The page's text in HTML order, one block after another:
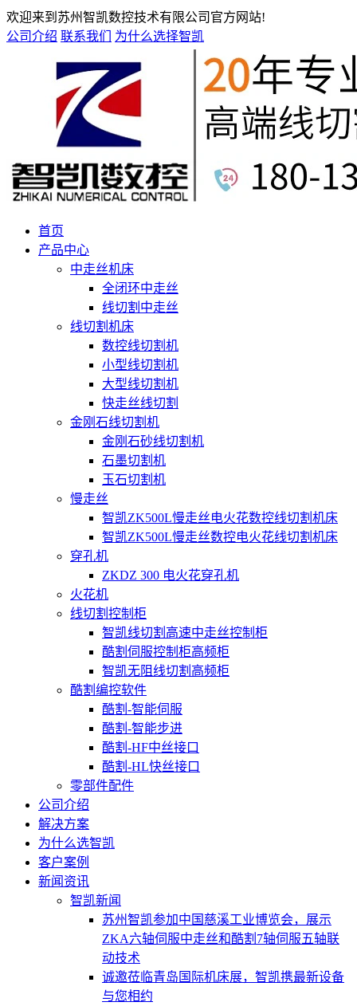
欢迎来到苏州智凯数控技术有限公司官方网站!
公司介绍 联系我们 为什么选择智凯
首页
产品中心
中走丝机床
全闭环中走丝
线切割中走丝
线切割机床
数控线切割机
小型线切割机
大型线切割机
快走丝线切割
金刚石线切割机
金刚石砂线切割机
石墨切割机
玉石切割机
慢走丝
智凯ZK500L慢走丝电火花数控线切割机床
智凯ZK500L慢走丝数控电火花线切割机床
穿孔机
ZKDZ 300 电火花穿孔机
火花机
线切割控制柜
智凯线切割高速中走丝控制柜
酷割伺服控制柜高频柜
智凯无阻线切割高频柜
酷割编控软件
酷割-智能伺服
酷割-智能步进
酷割-HF中丝接口
酷割-HL快丝接口
零部件配件
公司介绍
解决方案
为什么选智凯
客户案例
新闻资讯
智凯新闻
苏州智凯参加中国慈溪工业博览会，展示
ZKA六轴伺服中走丝和酷割7轴伺服五轴联
动技术
诚邀莅临青岛国际机床展，智凯携最新设备
与您相约